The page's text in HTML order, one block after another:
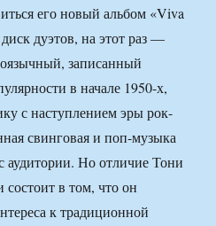
его новый альбом «Viva
дуэтов, на этот раз —
записанный
в начале 1950-х,
с наступлением эры рок-
свинговая и поп-музыка
аудитории. Но отличие Тони
в том, что он
к традиционной